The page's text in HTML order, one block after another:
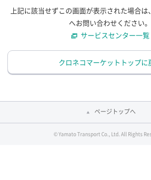
上記に該当せずこの画面が表示された場合
へお問い合わせください。
サービスセンター一覧
クロネコマーケットトップに
ページトップへ
© Yamato Transport Co., Ltd. All Rights